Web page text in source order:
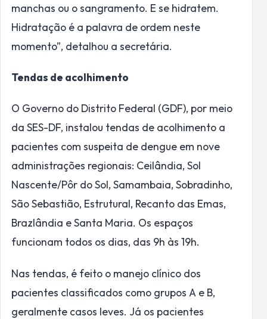
manchas ou o sangramento. E se hidratem.
Hidratação é a palavra de ordem neste
momento”, detalhou a secretária.
Tendas de acolhimento
O Governo do Distrito Federal (GDF), por meio
da SES-DF, instalou tendas de acolhimento a
pacientes com suspeita de dengue em nove
administrações regionais: Ceilândia, Sol
Nascente/Pôr do Sol, Samambaia, Sobradinho,
São Sebastião, Estrutural, Recanto das Emas,
Brazlândia e Santa Maria. Os espaços
funcionam todos os dias, das 9h às 19h.
Nas tendas, é feito o manejo clínico dos
pacientes classificados como grupos A e B,
geralmente casos leves. Já os pacientes